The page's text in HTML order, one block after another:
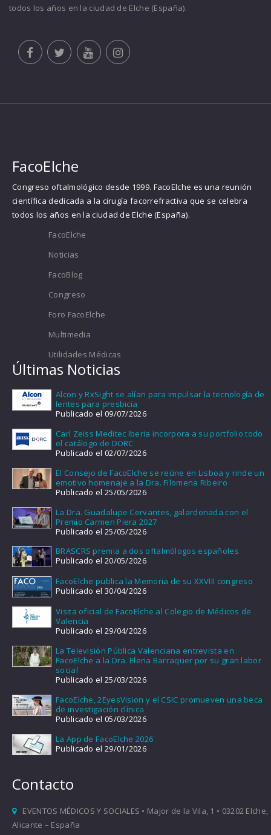
todos los años en la ciudad de Elche (España).
FacoElche
Congreso oftalmológico desde 1999. FacoElche es una reunión
científica dedicada a la cirugía facorrefractiva que se celebra
todos los años en la ciudad de Elche (España).
FacoElche
Noticias
FacoBlog
Congreso
Foro FacoElche
Multimedia
Utilidades Médicas
Últimas Noticias
Alcon y RxSight se alían para impulsar la tecnología de
lentes para presbicia
Publicado el 09/07/2026
Carl Zeiss Meditec Iberia incorpora a su portfolio todo
el catálogo de DORC
Publicado el 02/07/2026
El Consejo de FacoElche se reúne en Lisboa y rinde un
emotivo homenaje a la Dra. Filomena Ribeiro
Publicado el 25/05/2026
La Dra. Guadalupe Cervantes, galardonada con el
Premio Carmen Piera 2027
Publicado el 25/05/2026
BRASCRS premia a dos oftalmólogos españoles
Publicado el 20/05/2026
FacoElche publica la Memoria de su XXVIII congreso
Publicado el 30/04/2026
Visita oficial de FacoElche al Colegio de Médicos de
Valencia
Publicado el 29/04/2026
La Televisión Pública Valenciana entrevista en
FacoElche a la Dra. Elena Barraquer por su gran labor
social
Publicado el 25/03/2026
FacoElche, 2EyesVision y el CSIC promueven una beca
de investigación clínica
Publicado el 05/03/2026
La App de FacoElche 2026
Publicado el 29/01/2026
Contacto
EVENTOS MÉDICOS Y SOCIALES • Major de la Vila, 1 • 03202 Elche,
Alicante – España